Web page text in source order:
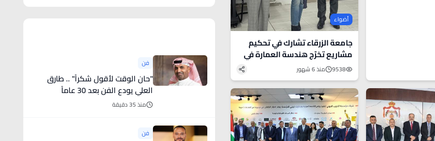
أضواء
جامعة الزرقاء تشارك في تحكيم
مشاريع تخرّج هندسة العمارة في
جامعة العلوم التطبيقية
9538 منذ 6 شهور
فن
"حان الوقت لأقول شكراً" .. طارق
العلي يودع الفن بعد 30 عاماً
منذ 35 دقيقة
فن